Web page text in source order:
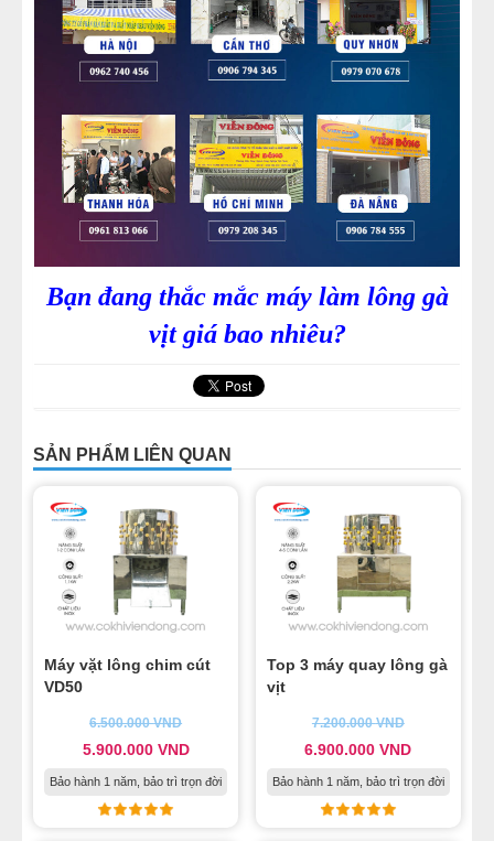
Bạn đang thắc mắc máy làm lông gà
vịt giá bao nhiêu?
SẢN PHẨM LIÊN QUAN
Máy vặt lông chim cút
VD50
6.500.000VND
5.900.000 VND
Bảo hành 1 năm, bảo trì trọn đời
Top 3 máy quay lông gà
vịt
7.200.000VND
6.900.000VND
Bảo hành 1 năm, bảo trì trọn đời